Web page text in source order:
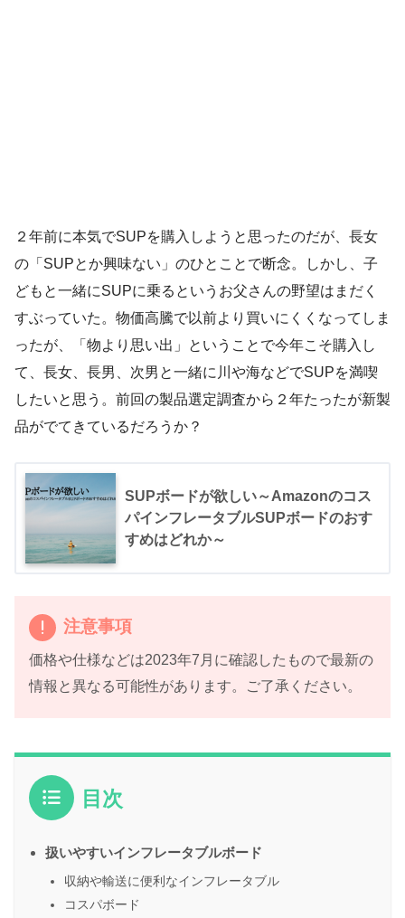
２年前に本気でSUPを購入しようと思ったのだが、長女
の「SUPとか興味ない」のひとことで断念。しかし、子
どもと一緒にSUPに乗るというお父さんの野望はまだく
すぶっていた。物価高騰で以前より買いにくくなってしま
ったが、「物より思い出」ということで今年こそ購入し
て、長女、長男、次男と一緒に川や海などでSUPを満喫
したいと思う。前回の製品選定調査から２年たったが新製
品がでてきているだろうか？
SUPボードが欲しい～Amazonのコス
パインフレータブルSUPボードのおす
すめはどれか～
注意事項
価格や仕様などは2023年7月に確認したもので最新の
情報と異なる可能性があります。ご了承ください。
目次
扱いやすいインフレータブルボード
収納や輸送に便利なインフレータブル
コスパボード